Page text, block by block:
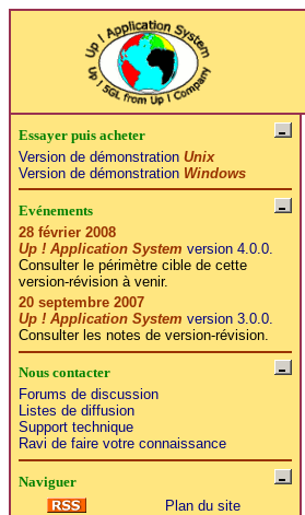
Essayer puis acheter
Version de démonstration Unix
Version de démonstration Windows
Evénements
28 février 2008
Up ! Application System version 4.0.0.
Consulter le périmètre cible de cette
version-révision à venir.
20 septembre 2007
Up ! Application System version 3.0.0.
Consulter les notes de version-révision.
Nous contacter
Forums de discussion
Listes de diffusion
Support technique
Ravi de faire votre connaissance
Naviguer
Plan du site